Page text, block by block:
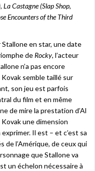
, La Castagne (Slap Shop,
Encounters of the Third
en star, une date
de Rocky, l’acteur
n’a pas encore
semble taillé sur
son jeu est parfois
du film et en même
de mire la prestation d’Al
Kovak une dimension
Il est – et c’est sa
l’Amérique, de ceux qui
que Stallone va
un échelon nécessaire à